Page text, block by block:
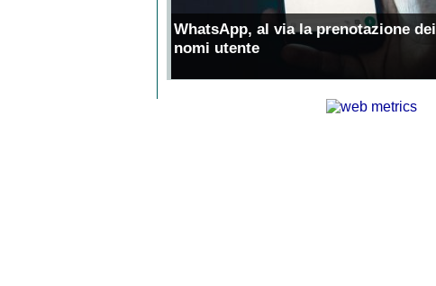
WhatsApp, al via la prenotazione dei
nomi utente